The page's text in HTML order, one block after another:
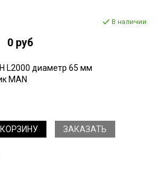
В наличии
0 руб
L2000 диаметр 65 мм
MAN
КОРЗИНУ ЗАКАЗАТЬ